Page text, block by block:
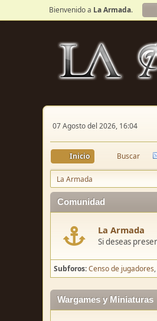
Bienvenido a La Armada.
07 Agosto del 2026, 16:04
Inicio Buscar
La Armada
Comunidad
La Armada
Si deseas
Subforos Censo de jugadores
Wargames y Miniaturas